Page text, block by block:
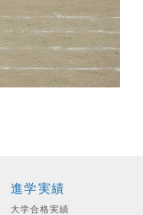
進学実績
大学合格実績